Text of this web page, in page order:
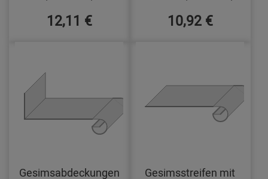
12,11 € 10,92 €
Gesimsabdeckungen Gesimsstreifen mit